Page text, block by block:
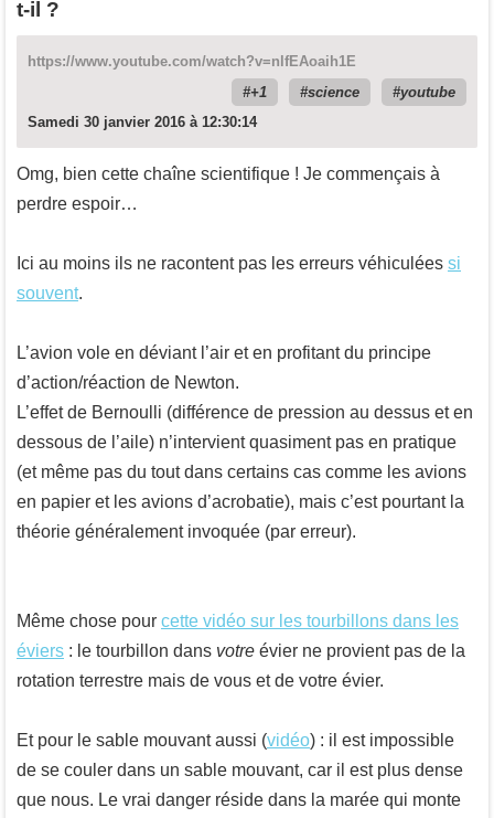
t-il ?
https://www.youtube.com/watch?v=nlfEAoaih1E
+1
science
youtube
Samedi 30 janvier 2016 à 12:30:14
Omg, bien cette chaîne scientifique ! Je commençais à
perdre espoir…
Ici au moins ils ne racontent pas les erreurs véhiculées si
souvent.
L’avion vole en déviant l’air et en profitant du principe
d’action/réaction de Newton.
L’effet de Bernoulli (différence de pression au dessus et en
dessous de l’aile) n’intervient quasiment pas en pratique
(et même pas du tout dans certains cas comme les avions
en papier et les avions d’acrobatie), mais c’est pourtant la
théorie généralement invoquée (par erreur).
Même chose pour cette vidéo sur les tourbillons dans les
éviers : le tourbillon dans votre évier ne provient pas de la
rotation terrestre mais de vous et de votre évier.
Et pour le sable mouvant aussi (vidéo) : il est impossible
de se couler dans un sable mouvant, car il est plus dense
que nous. Le vrai danger réside dans la marée qui monte